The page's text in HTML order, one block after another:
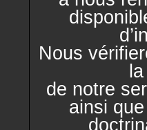
Nous
de notre
ainsi